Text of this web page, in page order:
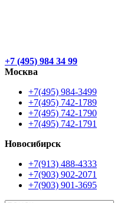
+7 (495) 984 34 99
Москва
+7(495) 984-3499
+7(495) 742-1789
+7(495) 742-1790
+7(495) 742-1791
Новосибирск
+7(913) 488-4333
+7(903) 902-2071
+7(903) 901-3695